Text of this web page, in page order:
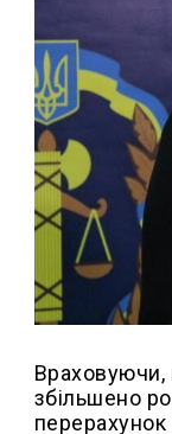
Враховуючи,
збільшено